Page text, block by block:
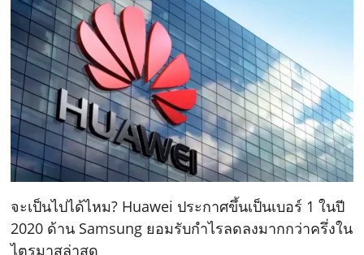
จะเป็นไปได้ไหม? Huawei ประกาศขึ้นเป็นเบอร์ 1 ในปี
2020 ด้าน Samsung ยอมรับกำไรลดลงมากกว่าครึ่งใน
ไตรมาสล่าสุด